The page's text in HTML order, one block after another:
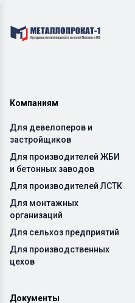
Компаниям
Для девелоперов и
застройщиков
Для производителей ЖБИ
и бетонных заводов
Для производителей ЛСТК
Для монтажных
организаций
Для сельхоз предприятий
Для производственных
цехов
Документы